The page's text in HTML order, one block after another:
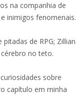
na companhia de
inimigos fenomenais.
de RPG; Zillian
no teto.
sobre
capítulo em minha